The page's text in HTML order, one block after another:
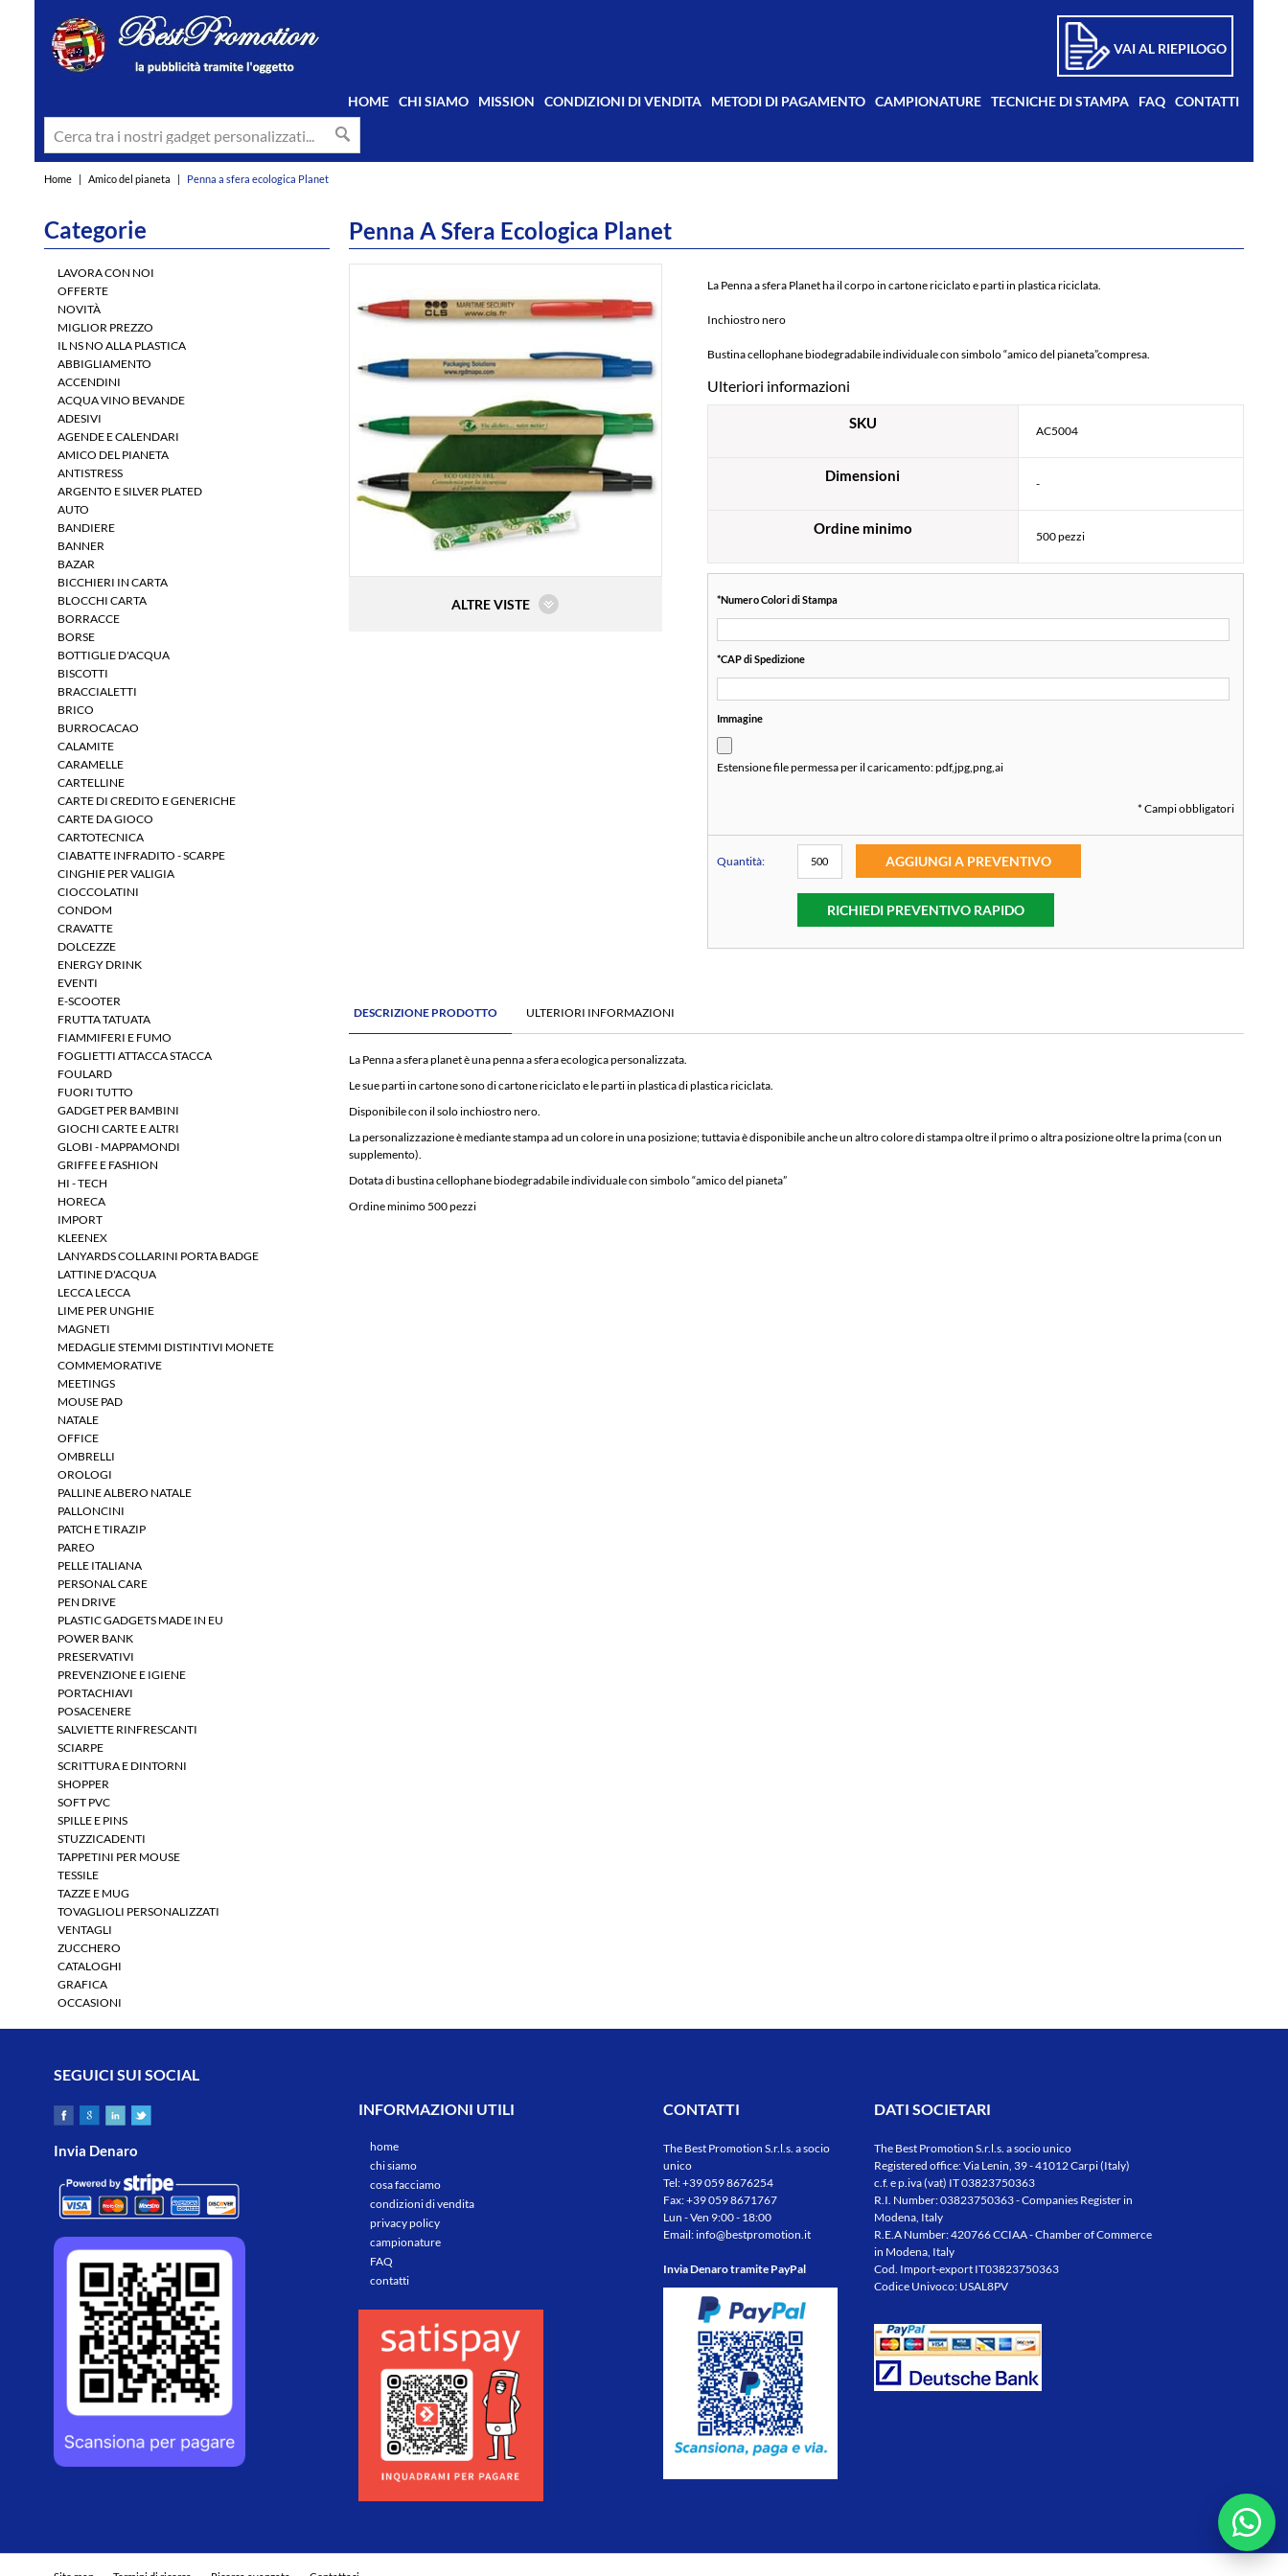
VAI AL RIEPILOGO
HOME CHI SIAMO MISSION CONDIZIONI DI VENDITA METODI DI PAGAMENTO CAMPIONATURE TECNICHE DI STAMPA FAQ CONTATTI
Home | Amico del pianeta | Penna a sfera ecologica Planet
Penna A Sfera Ecologica Planet
ALTRE VISTE
La Penna a sfera Planet ha il corpo in cartone riciclato e parti in plastica riciclata.
Inchiostro nero
Bustina cellophane biodegradabile individuale con simbolo “amico del pianeta”compresa.
Ulteriori informazioni
SKU AC5004
Dimensioni -
Ordine minimo 500 pezzi
*Numero Colori di Stampa
*CAP di Spedizione
Immagine
Estensione file permessa per il caricamento:pdf,jpg,png,ai
* Campi obbligatori
Quantità: AGGIUNGI A PREVENTIVO
RICHIEDI PREVENTIVO RAPIDO
DESCRIZIONE PRODOTTO ULTERIORI INFORMAZIONI
La Penna a sfera planet è unapenna a sfera ecologica personalizzata.
Le sue parti in cartone sono di cartone riciclato e le parti in plastica di plastica riciclata.
Disponibile con il solo inchiostro nero.
La personalizzazione è mediante stampa ad un colore in una posizione; tuttavia è disponibile anche un altro colore di stampa oltre il primo o altra posizione oltre la prima (con un
supplemento).
Dotata di bustina cellophane biodegradabile individuale con simbolo “amico del pianeta”
Ordine minimo 500 pezzi
Categorie
LAVORA CON NOI
OFFERTE
NOVITÀ
MIGLIOR PREZZO
IL NS NO ALLA PLASTICA
ABBIGLIAMENTO
ACCENDINI
ACQUA VINO BEVANDE
ADESIVI
AGENDE E CALENDARI
AMICO DEL PIANETA
ANTISTRESS
ARGENTO E SILVER PLATED
AUTO
BANDIERE
BANNER
BAZAR
BICCHIERI IN CARTA
BLOCCHI CARTA
BORRACCE
BORSE
BOTTIGLIE D'ACQUA
BISCOTTI
BRACCIALETTI
BRICO
BURROCACAO
CALAMITE
CARAMELLE
CARTELLINE
CARTE DI CREDITO E GENERICHE
CARTE DA GIOCO
CARTOTECNICA
CIABATTE INFRADITO - SCARPE
CINGHIE PER VALIGIA
CIOCCOLATINI
CONDOM
CRAVATTE
DOLCEZZE
ENERGY DRINK
EVENTI
E-SCOOTER
FRUTTA TATUATA
FIAMMIFERI E FUMO
FOGLIETTI ATTACCA STACCA
FOULARD
FUORI TUTTO
GADGET PER BAMBINI
GIOCHI CARTE E ALTRI
GLOBI - MAPPAMONDI
GRIFFE E FASHION
HI - TECH
HORECA
IMPORT
KLEENEX
LANYARDS COLLARINI PORTA BADGE
LATTINE D'ACQUA
LECCA LECCA
LIME PER UNGHIE
MAGNETI
MEDAGLIE STEMMI DISTINTIVI MONETE
COMMEMORATIVE
MEETINGS
MOUSE PAD
NATALE
OFFICE
OMBRELLI
OROLOGI
PALLINE ALBERO NATALE
PALLONCINI
PATCH E TIRAZIP
PAREO
PELLE ITALIANA
PERSONAL CARE
PEN DRIVE
PLASTIC GADGETS MADE IN EU
POWER BANK
PRESERVATIVI
PREVENZIONE E IGIENE
PORTACHIAVI
POSACENERE
SALVIETTE RINFRESCANTI
SCIARPE
SCRITTURA E DINTORNI
SHOPPER
SOFT PVC
SPILLE E PINS
STUZZICADENTI
TAPPETINI PER MOUSE
TESSILE
TAZZE E MUG
TOVAGLIOLI PERSONALIZZATI
VENTAGLI
ZUCCHERO
CATALOGHI
GRAFICA
OCCASIONI
SEGUICI SUI SOCIAL
Invia Denaro
INFORMAZIONI UTILI
home
chi siamo
cosa facciamo
condizioni di vendita
privacy policy
campionature
FAQ
contatti
CONTATTI
The Best Promotion S.r.l.s. a socio
unico
Tel:+39 059 8676254
Fax: +39 059 8671767
Lun - Ven 9:00 - 18:00
Email:info@bestpromotion.it
Invia Denaro tramite PayPal
DATI SOCIETARI
The Best Promotion S.r.l.s. a socio unico
Registered office: Via Lenin, 39 - 41012 Carpi (Italy)
c.f. e p.iva (vat) IT 03823750363
R.I. Number: 03823750363 - Companies Register in
Modena, Italy
R.E.A Number: 420766 CCIAA - Chamber of Commerce
in Modena, Italy
Cod. Import-export IT03823750363
Codice Univoco: USAL8PV